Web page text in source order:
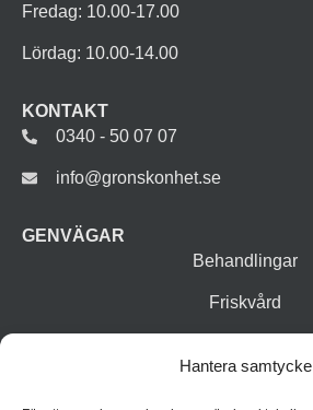
Hantera samtycke
Fredag: 10.00-17.00
Lördag: 10.00-14.00
KONTAKT
0340 - 50 07 07
info@gronskonhet.se
GENVÄGAR
Behandlingar
Friskvård